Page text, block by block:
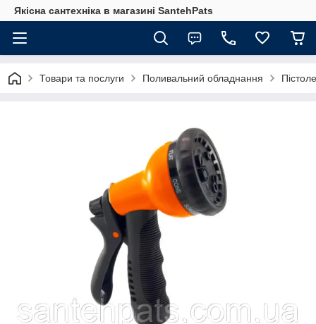
Якісна сантехніка в магазині SantehPats
Товари та послуги Поливальний обладнання